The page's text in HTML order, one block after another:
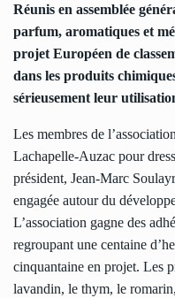
Réunis en assemblée
parfum, aromatiques et
projet Européen de
dans les produits
sérieusement leur
Les membres de
Lachapelle-Auzac pour
président, Jean-Marc
engagée autour du
L’association gagne des
regroupant une centaine
cinquantaine en projet. Les
lavandin, le thym, le